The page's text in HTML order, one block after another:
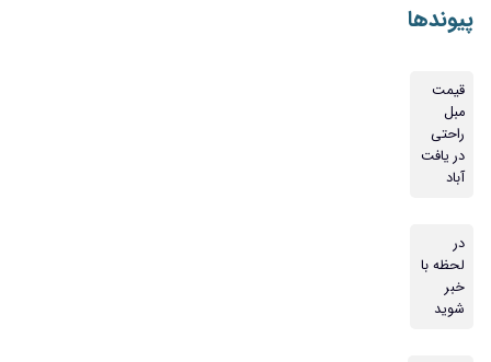
پیوندها
قیمت
مبل
راحتی
در یافت
آباد
در
لحظه با
خبر
شوید